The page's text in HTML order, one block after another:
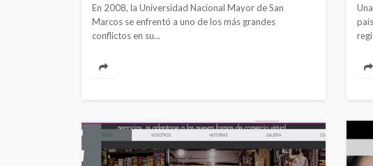
En 2008, la Universidad Nacional Mayor de San
Marcos se enfrentó a uno de los más grandes
conflictos en su...